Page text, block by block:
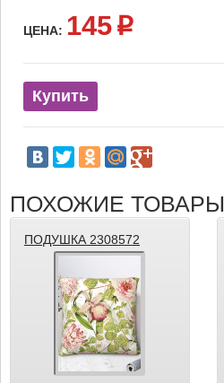
ЦЕНА: 145 p
Купить
ПОХОЖИЕ ТОВАРЫ
ПОДУШКА 2308572